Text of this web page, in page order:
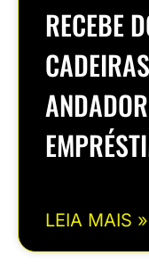
RECEBE
LEIA MAIS »